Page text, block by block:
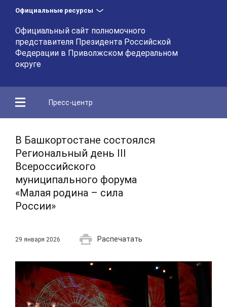
Официальные ресурсы
Официальный сайт полномочного
представителя Президента Российской
Федерации в Приволжском федеральном
округе
Пресс-центр
В Башкортостане состоялся
Региональный день III
Всероссийского
муниципального форума
«Малая родина – сила
России»
29 января 2026 Распечатать